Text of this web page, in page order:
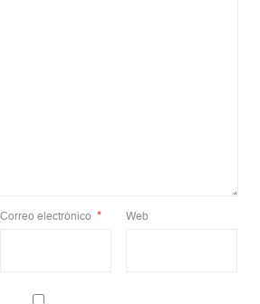
Correo electrónico * Web